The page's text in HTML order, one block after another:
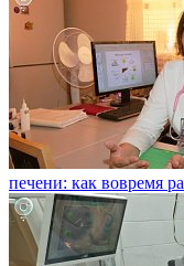
печени: как вовремя